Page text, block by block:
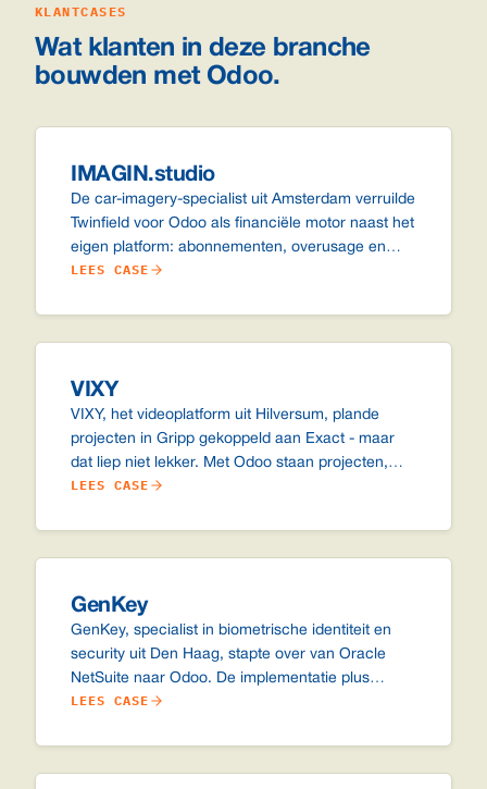
KLANTCASES
Wat klanten in deze branche
bouwden met Odoo.
IMAGIN.studio
De car-imagery-specialist uit Amsterdam verruilde
Twinfield voor Odoo als financiële motor naast het
eigen platform: abonnementen, overusage en
automatische creditcard-incasso via Stripe.
LEES CASE
VIXY
VIXY, het videoplatform uit Hilversum, plande
projecten in Gripp gekoppeld aan Exact - maar
dat liep niet lekker. Met Odoo staan projecten,
CRM, urenplanning en administratie nu op één
LEES CASE
GenKey
GenKey, specialist in biometrische identiteit en
security uit Den Haag, stapte over van Oracle
NetSuite naar Odoo. De implementatie plus
licentie in het eerste jaar bleef onder wat ze
LEES CASE